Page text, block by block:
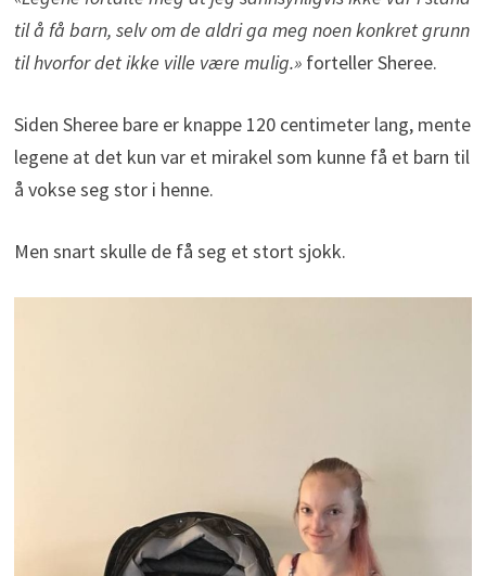
til å få barn, selv om de aldri ga meg noen konkret grunn
til hvorfor det ikke ville være mulig.»forteller Sheree.
Siden Sheree bare er knappe 120 centimeter lang, mente
legene at det kun var et mirakel som kunne få et barn til
å vokse seg stor i henne.
Men snart skulle de få seg et stort sjokk.